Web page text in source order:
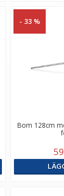
- 33 %
Bom 128cm